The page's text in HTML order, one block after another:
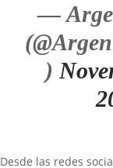
—
)
Desde las redes